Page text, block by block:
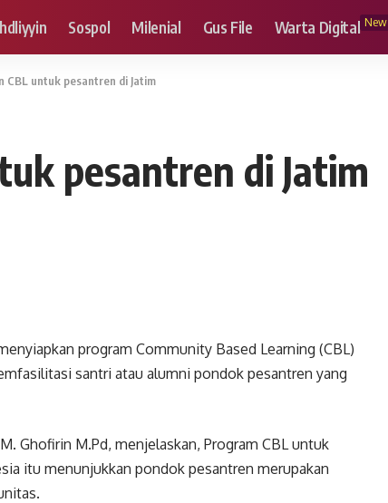
Sospol Milenial Gus File Warta Digital New
CBL untuk pesantren di Jatim
pesantren di Jatim
program Community Based Learning (CBL)
santri atau alumni pondok pesantren yang
Ghofirin M.Pd, menjelaskan, Program CBL untuk
itu menunjukkan pondok pesantren merupakan